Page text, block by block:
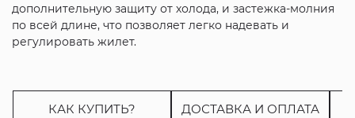
дополнительную защиту от холода, и застежка-молния
по всей длине, что позволяет легко надевать и
регулировать жилет.
КАК КУПИТЬ? ДОСТАВКА И ОПЛАТА